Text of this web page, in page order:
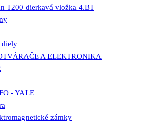
T200 dierkavá vložka 4.BT
diely
A ELEKTRONIKA
- YALE
zámky